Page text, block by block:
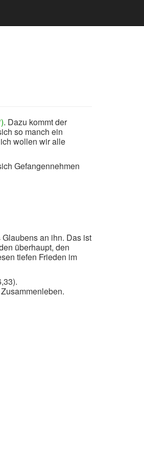
. Dazu kommt der
so manch ein
wollen wir alle
Gefangennehmen
an ihn. Das ist
überhaupt, den
tiefen Frieden im